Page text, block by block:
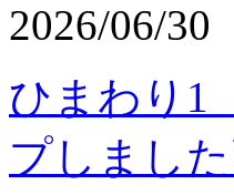
2026/06/30
ひまわり
プしまし